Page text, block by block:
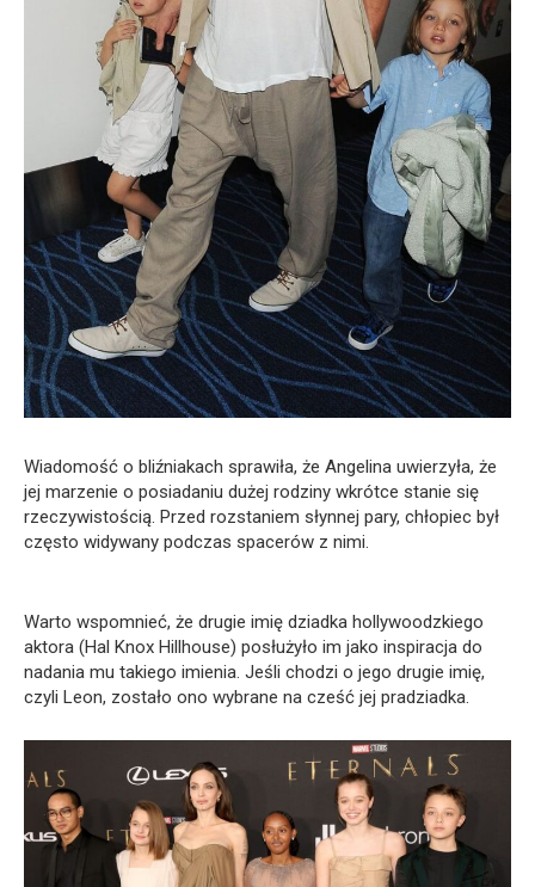
Wiadomość o bliźniakach sprawiła, że Angelina uwierzyła, że
jej marzenie o posiadaniu dużej rodziny wkrótce stanie się
rzeczywistością. Przed rozstaniem słynnej pary, chłopiec był
często widywany podczas spacerów z nimi.
Warto wspomnieć, że drugie imię dziadka hollywoodzkiego
aktora (Hal Knox Hillhouse) posłużyło im jako inspiracja do
nadania mu takiego imienia. Jeśli chodzi o jego drugie imię,
czyli Leon, zostało ono wybrane na cześć jej pradziadka.